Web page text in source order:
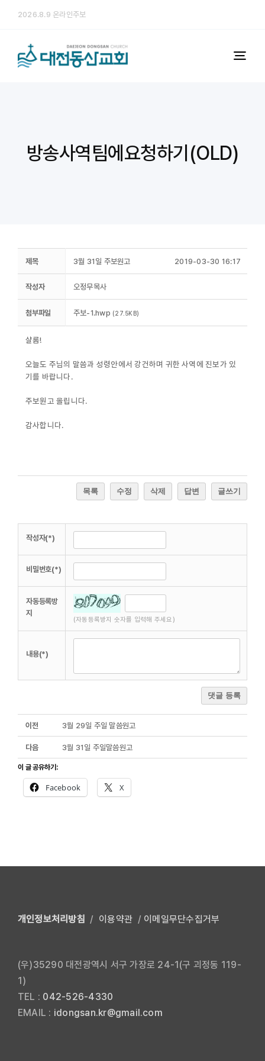
2026.8.9 온라인주보
미디어
행정
로그인
방송사역팀에요청하기(OLD)
제목 3월 31일 주보원고 2019-03-30 16:17
작성자 오정무목사
첨부파일 주보-1.hwp (27.5KB)
샬롬!
오늘도 주님의 말씀과 성령안에서 강건하며 귀한 사역에 진보가 있
기를 바랍니다.
주보원고 올립니다.
감사합니다.
목록 수정 삭제 답변 글쓰기
작성자(*)
비밀번호(*)
자동등록방
지
(자동등록방지 숫자를 입력해 주세요)
내용(*)
댓글 등록
이전 3월 29일 주일 말씀원고
다음 3월 31일 주일말씀원고
이 글 공유하기:
Facebook X
개인정보처리방침 / 이용약관 / 이메일무단수집거부
(우)35290 대전광역시 서구 가장로 24-1(구 괴정동 119-
1)
TEL : 042-526-4330
EMAIL : idongsan.kr@gmail.com